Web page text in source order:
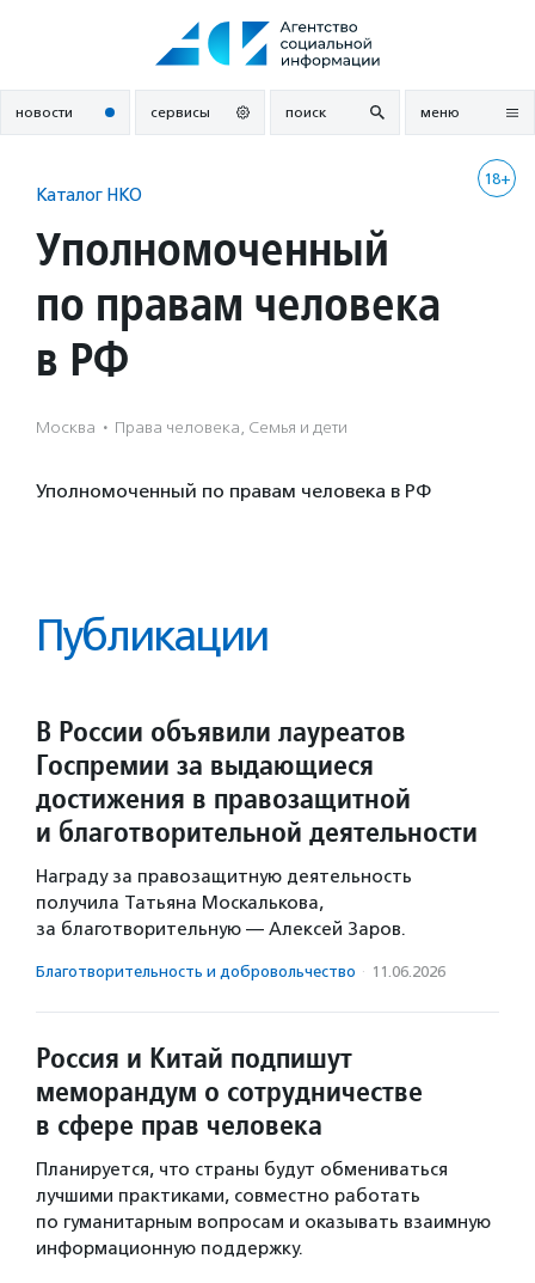
новости сервисы поиск меню
18+
Каталог НКО
Уполномоченный
по правам человека
в РФ
Москва · Права человека, Семья и дети
Уполномоченный по правам человека в РФ
Публикации
В России объявили лауреатов
Госпремии за выдающиеся
достижения в правозащитной
и благотворительной деятельности
Награду за правозащитную деятельность
получила Татьяна Москалькова,
за благотворительную — Алексей Заров.
Благотвори­тель­ность и доброволь­чест­во · 11.06.2026
Россия и Китай подпишут
меморандум о сотрудничестве
в сфере прав человека
Планируется, что страны будут обмениваться
лучшими практиками, совместно работать
по гуманитарным вопросам и оказывать взаимную
информационную поддержку.